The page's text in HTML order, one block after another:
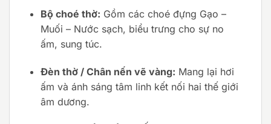
Bộ choé thờ: Gồm các choé đựng Gạo –
Muối – Nước sạch, biểu trưng cho sự no
ấm, sung túc.
Đèn thờ / Chân nến vẽ vàng: Mang lại hơi
ấm và ánh sáng tâm linh kết nối hai thế giới
âm dương.